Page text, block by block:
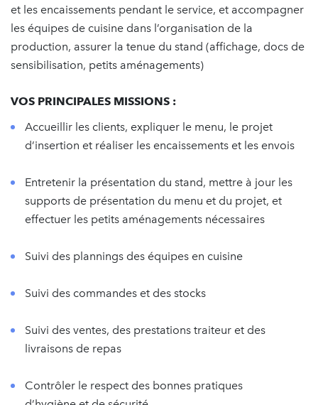
et les encaissements pendant le service, et accompagner
les équipes de cuisine dans l’organisation de la
production, assurer la tenue du stand (affichage, docs de
sensibilisation, petits aménagements)
VOS PRINCIPALES MISSIONS :
Accueillir les clients, expliquer le menu, le projet
d’insertion et réaliser les encaissements et les envois
Entretenir la présentation du stand, mettre à jour les
supports de présentation du menu et du projet, et
effectuer les petits aménagements nécessaires
Suivi des plannings des équipes en cuisine
Suivi des commandes et des stocks
Suivi des ventes, des prestations traiteur et des
livraisons de repas
Contrôler le respect des bonnes pratiques